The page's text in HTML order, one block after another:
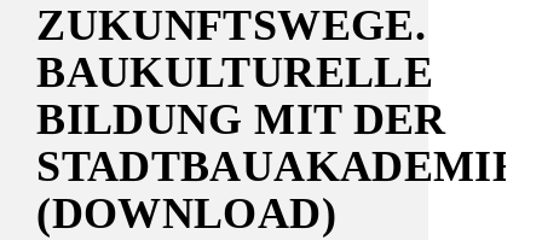
ZUKUNFTSWEGE.
BAUKULTURELLE
BILDUNG MIT DER
STADTBAUAKADEMIE
(DOWNLOAD)